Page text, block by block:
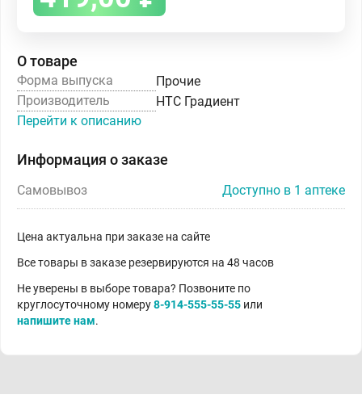
О товаре
Форма выпуска
Прочие
Производитель
НТС Градиент
Перейти к описанию
Информация о заказе
Самовывоз Доступно в 1 аптеке
Цена актуальна при заказе на сайте
Все товары в заказе резервируются на 48 часов
Не уверены в выборе товара? Позвоните по
круглосуточному номеру8-914-555-55-55 или
напишите нам.